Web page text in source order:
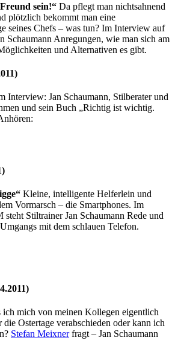
sein!“ Da pflegt man nichtsahnend
plötzlich bekommt man eine
seines Chefs – was tun? Im Interview auf
Schaumann Anregungen, wie man sich am
und Alternativen es gibt.
Interview: Jan Schaumann, Stilberater und
und sein Buch „Richtig ist wichtig.
Kleine, intelligente Helferlein und
Vormarsch – die Smartphones. Im
Stiltrainer Jan Schaumann Rede und
mit dem schlauen Telefon.
ich mich von meinen Kollegen eigentlich
Ostertage verabschieden oder kann ich
Stefan Meixnerfragt – Jan Schaumann